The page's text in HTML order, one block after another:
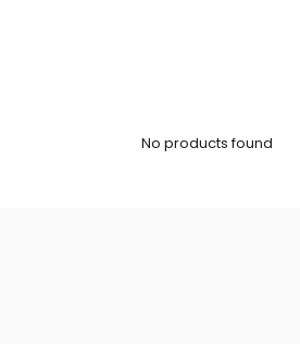
No products found